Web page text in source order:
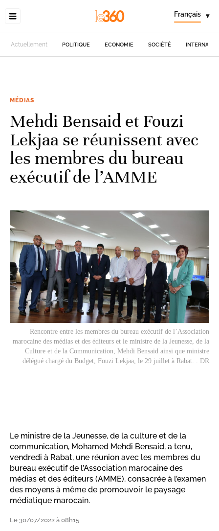
Français ▾
Actuellement POLITIQUE ECONOMIE SOCIÉTÉ
MÉDIAS
Mehdi Bensaid et Fouzi
Lekjaa se réunissent avec
les membres du bureau
exécutif de l’AMME
Rencontre entre les membres du bureau exécutif de l’Association
marocaine des médias et des éditeurs et le ministre de la Jeunesse, de la
Culture et de la Communication, Mehdi Bensaid ainsi que ministre
délégué chargé du Budget, Fouzi Lekjaa, le 29 juillet à Rabat. . DR
Le ministre de la Jeunesse, de la culture et de la
communication, Mohamed Mehdi Bensaid, a tenu,
vendredi à Rabat, une réunion avec les membres du
bureau exécutif de l’Association marocaine des
médias et des éditeurs (AMME), consacrée à l’examen
des moyens à même de promouvoir le paysage
médiatique marocain.
Le 30/07/2022 à 08h15